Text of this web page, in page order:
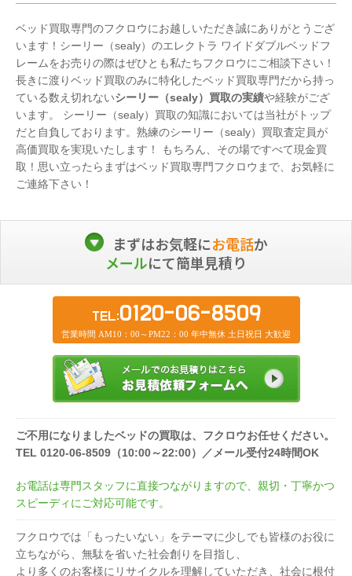
ベッド買取専門のフクロウにお越しいただき誠にありがとうござ
います！シーリー（sealy）のエレクトラ ワイドダブルベッドフ
レームをお売りの際はぜひとも私たちフクロウにご相談下さい！
長きに渡りベッド買取のみに特化したベッド買取専門だから持っ
ている数え切れないシーリー（sealy）買取の実績や経験がござ
います。 シーリー（sealy）買取の知識においては当社がトップ
だと自負しております。熟練のシーリー（sealy）買取査定員が
高価買取を実現いたします！ もちろん、その場ですべて現金買
取！思い立ったらまずはベッド買取専門フクロウまで、お気軽に
ご連絡下さい！
まずはお気軽にお電話か
メールにて簡単見積り
TEL:0120-06-8509
営業時間 AM10：00～PM22：00 年中無休 土日祝日 大歓迎
ご不用になりましたベッドの買取は、フクロウお任せください。
TEL 0120-06-8509（10:00～22:00）／メール受付24時間OK
お電話は専門スタッフに直接つながりますので、親切・丁寧かつ
スピーディにご対応可能です。
フクロウでは「もったいない」をテーマに少しでも皆様のお役に
立ちながら、無駄を省いた社会創りを目指し、
より多くのお客様にリサイクルを理解していただき、社会に根付